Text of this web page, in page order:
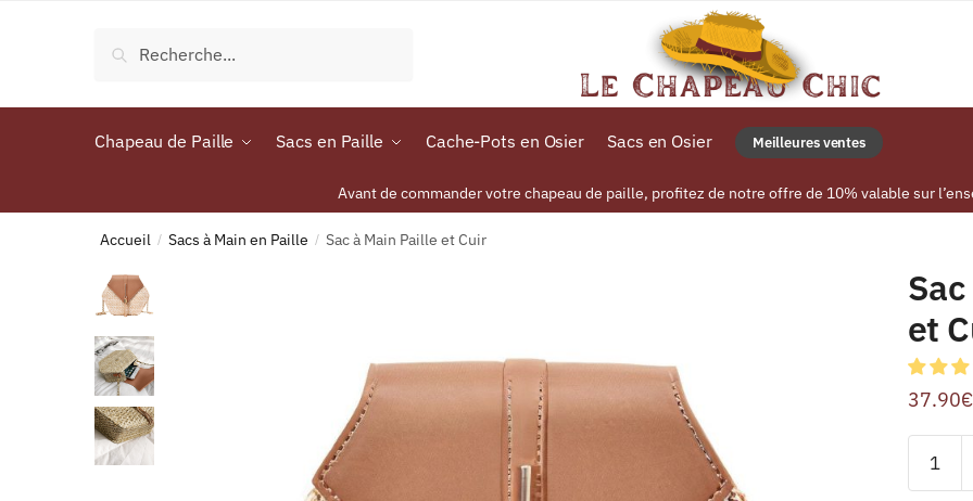
Recherche
Chapeau de Paille Sacs en Paille Cache-Pots en Osier Sacs en Osier Meilleures ventes
Avant de commander votre chapeau de paille, profitez de notre offre de 10% valable sur
Accueil / Sacs à Main en Paille / Sac à Main Paille et Cuir
et
37.90€